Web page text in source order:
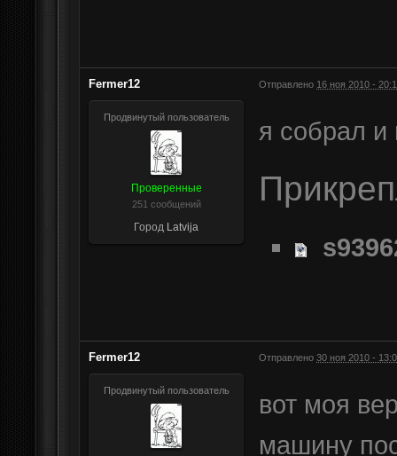
Fermer12 Отправлено 16 ноя 2010 -
Продвинутый пользователь
Проверенные
251 сообщений
Город Latvija
я собрал и
Fermer12 Отправлено 30 ноя 2010 -
Продвинутый пользователь
вот моя
машину